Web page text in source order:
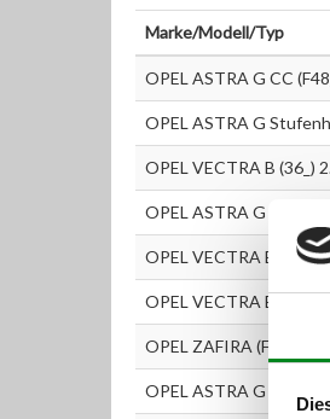
Marke/Modell/Typ
OPEL ASTRA G CC
OPEL ASTRA G
OPEL VECTRA B (36_)
OPEL ASTRA G Kasten
OPEL VECTRA B
OPEL VECTRA B CC
OPEL ZAFIRA (F75_) 2.0
OPEL ASTRA G Caravan